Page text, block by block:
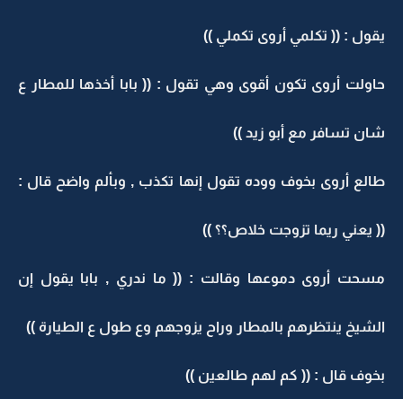
يقول : (( تكلمي أروى تكملي ))
حاولت أروى تكون أقوى وهي تقول : (( بابا أخذها للمطار ع
شان تسافر مع أبو زيد ))
طالع أروى بخوف ووده تقول إنها تكذب , وبألم واضح قال :
(( يعني ريما تزوجت خلاص؟؟ ))
مسحت أروى دموعها وقالت : (( ما ندري , بابا يقول إن
الشيخ ينتظرهم بالمطار وراح يزوجهم وع طول ع الطيارة ))
بخوف قال : (( كم لهم طالعين ))